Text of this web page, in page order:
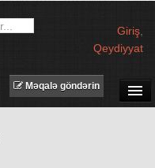
Giriş
Qeydiyyat
Məqalə göndərin